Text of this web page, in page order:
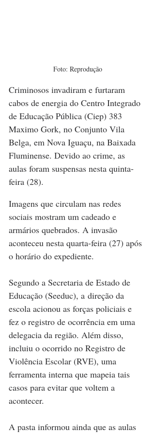
Foto: Reprodução
Criminosos invadiram e furtaram
cabos de energia do Centro Integrado
de Educação Pública (Ciep) 383
Maximo Gork, no Conjunto Vila
Belga, em Nova Iguaçu, na Baixada
Fluminense. Devido ao crime, as
aulas foram suspensas nesta quinta-
feira (28).
Imagens que circulam nas redes
sociais mostram um cadeado e
armários quebrados. A invasão
aconteceu nesta quarta-feira (27) após
o horário do expediente.
Segundo a Secretaria de Estado de
Educação (Seeduc), a direção da
escola acionou as forças policiais e
fez o registro de ocorrência em uma
delegacia da região. Além disso,
incluiu o ocorrido no Registro de
Violência Escolar (RVE), uma
ferramenta interna que mapeia tais
casos para evitar que voltem a
acontecer.
A pasta informou ainda que as aulas